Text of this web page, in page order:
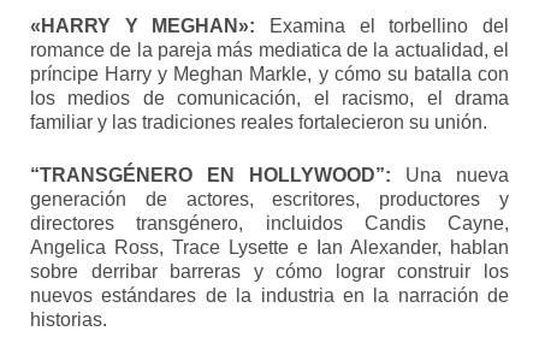
«HARRY Y MEGHAN»:
Examina el torbellino del
romance de la pareja más mediatica de la actualidad, el
príncipe Harry y Meghan Markle, y cómo su batalla con
los medios de comunicación, el racismo, el drama
familiar y las tradiciones reales fortalecieron su unión.
“TRANSGÉNERO EN HOLLYWOOD”: Una nueva
generación de actores, escritores, productores y
directores transgénero, incluidos Candis Cayne,
Angelica Ross, Trace Lysette e Ian Alexander, hablan
sobre derribar barreras y cómo lograr construir los
nuevos estándares de la industria en la narración de
historias.